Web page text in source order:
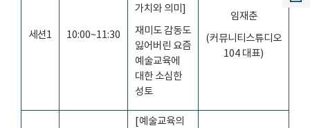
세션1 10:00~11:30
가치와 의미 ]
재미도 감동도
잃어버린 요즘
예술교육에
대한 소심한
성토
임재춘
(커뮤니티스튜디오
104 대표)
[예술교육의